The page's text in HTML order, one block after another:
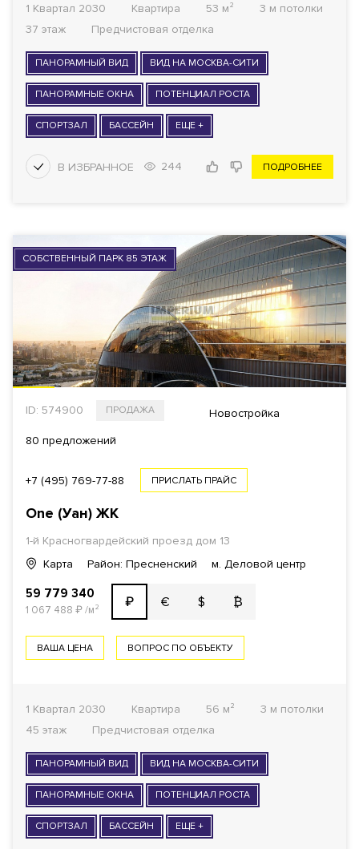
1 Квартал 2030 Квартира 53 м²
3 м потолки
37 этаж
Предчистовая отделка
ПАНОРАМНЫЙ ВИД ВИД НА МОСКВА-СИТИ
ПАНОРАМНЫЕ ОКНА ПОТЕНЦИАЛ РОСТА
СПОРТЗАЛ БАССЕЙН ЕЩЕ +
244 ПОДРОБНЕЕ
СОБСТВЕННЫЙ ПАРК 85 ЭТАЖ
ID: 574900 ПРОДАЖА Новостройка
80 предложений
+7 (495) 769-77-88 ПРИСЛАТЬ ПРАЙС
One (Уан) ЖК
1-й Красногвардейский проезд дом 13
Карта
Район: Пресненский м. Деловой центр
59 779 340
1 067 488 ₽/м² ₽ € $ ₿
ВАША ЦЕНА ВОПРОС ПО ОБЪЕКТУ
1 Квартал 2030 Квартира 56 м²
3 м потолки
45 этаж
Предчистовая отделка
ПАНОРАМНЫЙ ВИД ВИД НА МОСКВА-СИТИ
ПАНОРАМНЫЕ ОКНА ПОТЕНЦИАЛ РОСТА
СПОРТЗАЛ БАССЕЙН ЕЩЕ +